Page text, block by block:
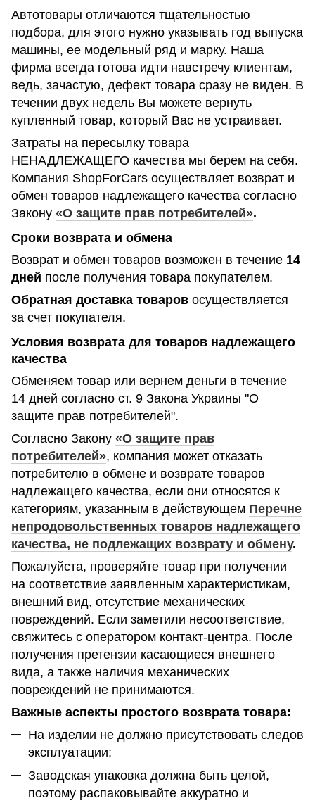
Автотовары отличаются тщательностью
подбора, для этого нужно указывать год выпуска
машины, ее модельный ряд и марку. Наша
фирма всегда готова идти навстречу клиентам,
ведь, зачастую, дефект товара сразу не виден. В
течении двух недель Вы можете вернуть
купленный товар, который Вас не устраивает.
Затраты на пересылку товара
НЕНАДЛЕЖАЩЕГО качества мы берем на себя.
Компания ShopForCars осуществляет возврат и
обмен товаров надлежащего качества согласно
Закону «О защите прав потребителей».
Сроки возврата и обмена
Возврат и обмен товаров возможен в течение 14
дней после получения товара покупателем.
Обратная доставка товаров осуществляется
за счет покупателя.
Условия возврата для товаров надлежащего
качества
Обменяем товар или вернем деньги в течение
14 дней согласно ст. 9 Закона Украины "О
защите прав потребителей".
Согласно Закону «О защите прав
потребителей», компания может отказать
потребителю в обмене и возврате товаров
надлежащего качества, если они относятся к
категориям, указанным в действующем Перечне
непродовольственных товаров надлежащего
качества, не подлежащих возврату и обмену.
Пожалуйста, проверяйте товар при получении
на соответствие заявленным характеристикам,
внешний вид, отсутствие механических
повреждений. Если заметили несоответствие,
свяжитесь с оператором контакт-центра. После
получения претензии касающиеся внешнего
вида, а также наличия механических
повреждений не принимаются.
Важные аспекты простого возврата товара:
На изделии не должно присутствовать следов
эксплуатации;
Заводская упаковка должна быть целой,
поэтому распаковывайте аккуратно и